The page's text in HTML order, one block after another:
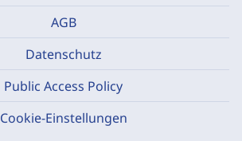
AGB
Datenschutz
Public Access Policy
Cookie-Einstellungen